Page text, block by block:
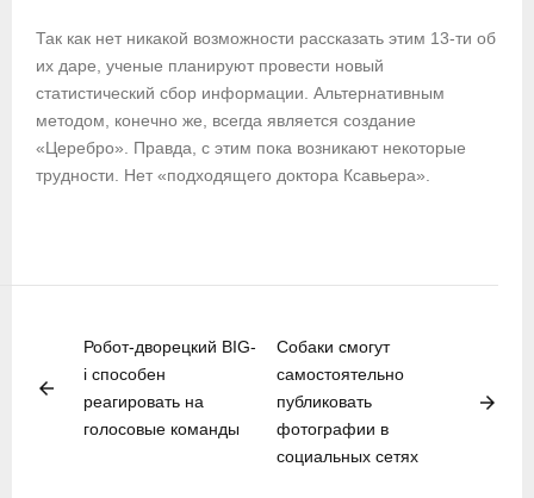
Так как нет никакой возможности рассказать этим 13-ти об
их даре, ученые планируют провести новый
статистический сбор информации. Альтернативным
методом, конечно же, всегда является создание
«Церебро». Правда, с этим пока возникают некоторые
трудности. Нет «подходящего доктора Ксавьера».
arrow_back
Робот-дворецкий BIG-
i способен
реагировать на
голосовые команды
Собаки смогут
самостоятельно
публиковать
фотографии в
социальных сетях
arrow_forward